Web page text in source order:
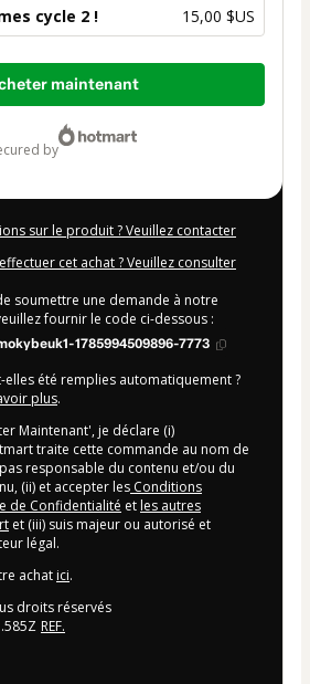
cycle 2 ! 15,00 $US
maintenant
by
sur le produit ? Veuillez contacter
cet achat ? Veuillez consulter
soumettre une demande à notre
fournir le code ci-dessous :
1785994509896-7773
été remplies automatiquement ?
plus.
Maintenant', je déclare (i)
traite cette commande au nom de
responsable du contenu et/ou du
(ii) et accepter les Conditions
de Confidentialité et les autres
et (iii) suis majeur ou autorisé et
légal.
achat ici.
droits réservés
REF.